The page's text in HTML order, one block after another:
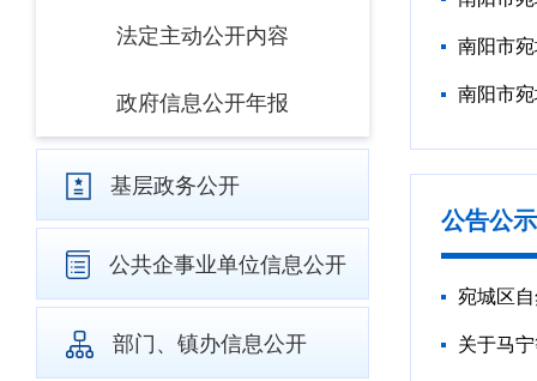
法定主动公开内容
政府信息公开年报
基层政务公开
公共企事业单位信息公开
部门、镇办信息公开
公告公示
宛城区
关于马